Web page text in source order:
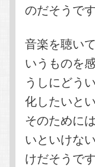
のだそうです
音楽を聴い
いうものを
うしにどう
化したいと
そのために
いといけな
けだそうです